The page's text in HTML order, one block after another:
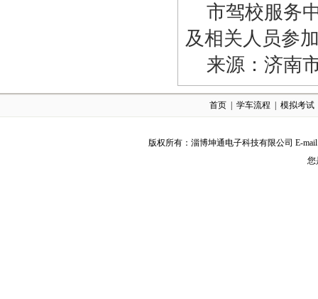
市驾校服务
及相关人员参
来源：济南
首页| 学车流程 模拟考试
版权所有：淄博坤通电子科技有限公司 E-
您